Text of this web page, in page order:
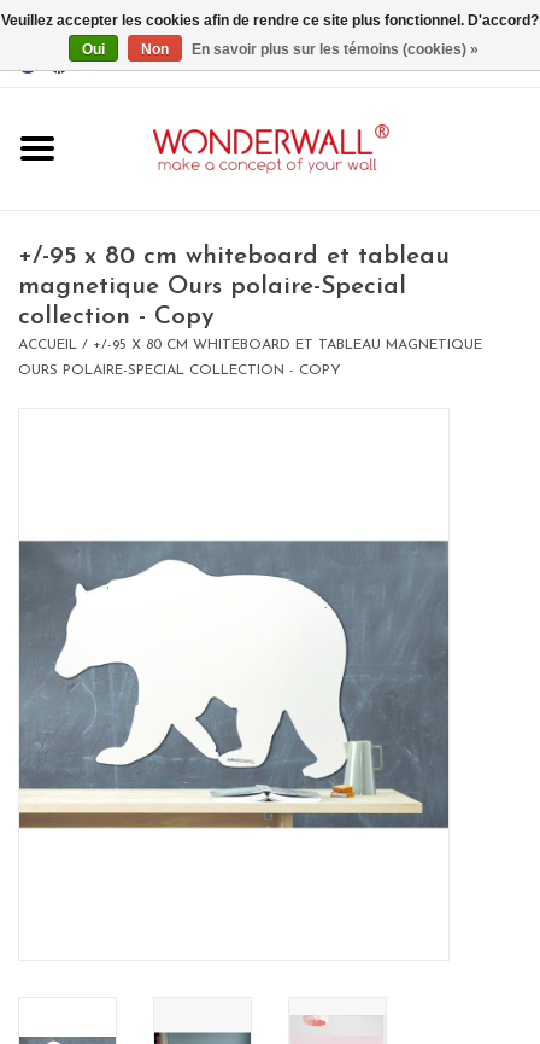
EUR/GBP
Un design personnalisé
Etagères Shelves
Rectangulaire, carrées, rondes
tableau magnétique
+/-95 x 80 cm whiteboard et tableau
magnetique Ours polaire-Special
collection - Copy
ACCUEIL / +/-95 X 80 CM WHITEBOARD ET TABLEAU MAGNETIQUE
OURS POLAIRE-SPECIAL COLLECTION - COPY
Veuillez accepter les cookies afin de rendre ce site plus fonctionnel. D'accord?
Oui
Non En savoir plus sur les témoins (cookies) »